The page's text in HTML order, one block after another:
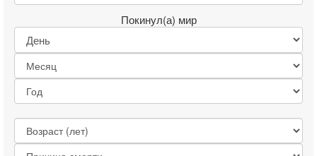
Покинул(а) мир